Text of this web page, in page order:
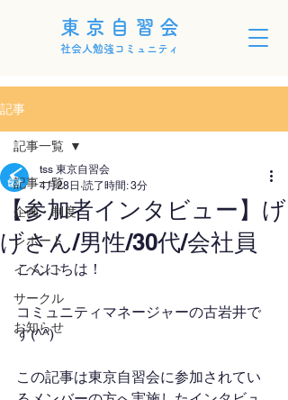
東京自習会
社会人勉強コミュニティ
記事
記事一覧
企画・制度
レポート
イベント
サークル
お知らせ
記事一覧
【参加者インタビュー】げ
げさん/男性/30代/会社員
tss 東京自習会
4月28日 読了時間: 3分
こんにちは！
コミュニティマネージャーの古岩井で
す(^^)
この記事は東京自習会に参加されてい